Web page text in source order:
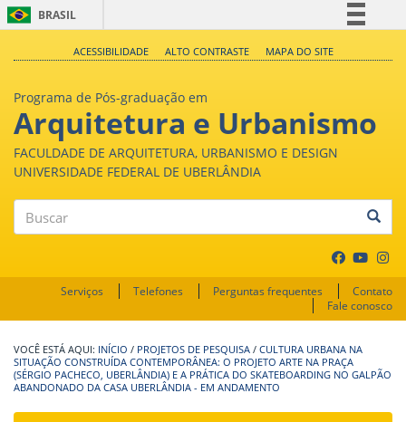
BRASIL
Acesso à informação
Legislação
ACESSIBILIDADE ALTO CONTRASTE MAPA DO SITE
Programa de Pós-graduação em
Arquitetura e Urbanismo
FACULDADE DE ARQUITETURA, URBANISMO E DESIGN
UNIVERSIDADE FEDERAL DE UBERLÂNDIA
Serviços Telefones Perguntas frequentes
Contato
Fale conosco
INÍCIO / PROJETOS DE PESQUISA / CULTURA URBANA NA
SITUAÇÃO CONSTRUÍDA CONTEMPORÂNEA: O PROJETO ARTE NA PRAÇA
(SÉRGIO PACHECO, UBERLÂNDIA) E A PRÁTICA DO SKATEBOARDING NO GALPÃO
ABANDONADO DA CASA UBERLÂNDIA - EM ANDAMENTO